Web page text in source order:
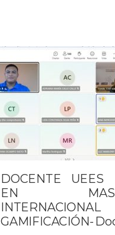
DOCENTE UEES
EN
GAMIFICACIÓN-